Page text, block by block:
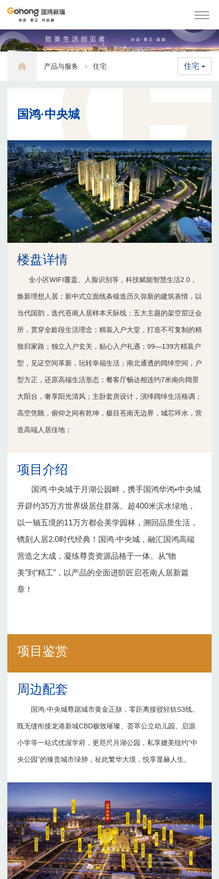
产品与服务 住宅 住宅
国鸿·中央城
楼盘详情
全小区WIFI覆盖、人脸识别等，科技赋能智慧生活2.0，
焕新理想人居；新中式立面线条锻造历久弥新的建筑表情，以
当代国韵，迭代苍南人居样本天际线；五大主题的架空层泛会
所，贯穿全龄段生活理念；精装入户大堂，打造不可复制的精
致归家路；独立入户玄关，贴心入户礼遇；99—139方精装户
型，见证空间革新，玩转幸福生活；南北通透的阔绰空间，户
型方正，还原高端生活形态；餐客厅畅达相连约7米南向阔景
大阳台，奢享阳光清风；主卧套房设计，演绎阔绰生活格调；
高空凭眺，俯仰之间有乾坤，极目苍南无边界，城芯环水，营
造高端人居佳地；
项目介绍
国鸿·中央城于月湖公园畔，携手国鸿华鸿•中央城
开辟约35万方世界级居住群落。超400米滨水绿地，
以一轴五境的11万方都会美学园林，溯回品质生活，
镌刻人居2.0时代经典！国鸿·中央城，融汇国鸿高端
营造之大成，凝练尊贵资源品格于一体。从“物
美”到“精工”，以产品的全面进阶匠启苍南人居新篇
章！
项目鉴赏
周边配套
国鸿·中央城尊踞城市黄金正脉，零距离接驳轻轨S3线。
既无缝衔接龙港新城CBD极致璀璨、荟萃公立幼儿园、启源
小学等一站式优渥学府，更咫尺月湖公园，私享媲美纽约“中
央公园”的臻贵城市绿肺，祉此繁华大境，悦享显赫人生。